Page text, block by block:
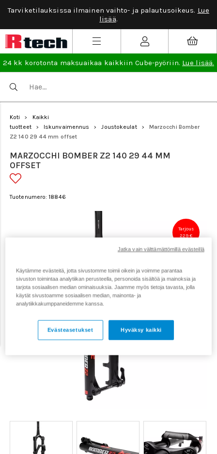
Tarviketilauksissa ilmainen vaihto- ja palautusoikeus. Lue
lisää.
24 kk korotonta maksuaikaa kaikkiin Cube-pyöriin. Lue lisää.
Koti >
Kaikki
tuotteet
> Iskunvaimennus > Joustokeulat >
Marzocchi Bomber
Z2 140 29 44 mm offset
MARZOCCHI BOMBER Z2 140 29 44 MM
OFFSET
Tuotenumero: 18846
Tarjous
229 €
Käytämme evästeitä, jotta sivustomme toimii oikein ja voimme parantaa
sivuston toimintaa analytiikan perusteella, personoida sisältöä ja mainoksia ja
tarjota sosiaalisen median ominaisuuksia. Jaamme myös tietoja tavasta, jolla
käytät sivustoamme sosiaalisen median, mainonta- ja
analytiikkakumppaneidemme kanssa.
Hyväksy kaikki
Evästeasetukset
Jatka vain välttämättömillä evästeillä